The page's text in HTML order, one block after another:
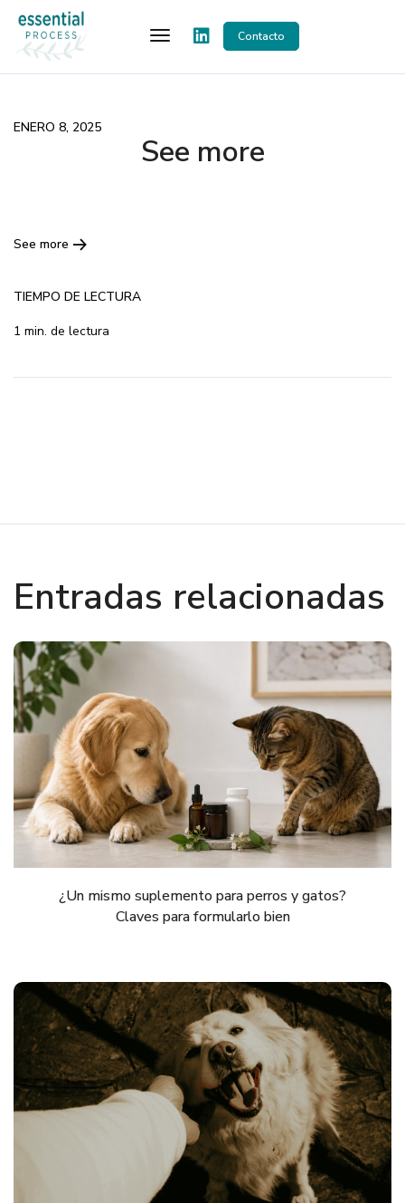
Toggle Navigation
Contacto
See more
ENERO 8, 2025
See more
TIEMPO DE LECTURA
1 min. de lectura
Entradas relacionadas
¿Un mismo suplemento para perros y gatos?
Claves para formularlo bien